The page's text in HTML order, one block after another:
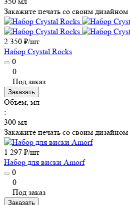
Закажите печать со своим дизайном
2 350 ₽/шт
Набор Crystal Rocks
0
0
Под заказ
Заказать
Объем, мл
:
300 мл
Закажите печать со своим дизайном
1 297 ₽/шт
Набор для виски Amorf
0
0
Под заказ
Заказать